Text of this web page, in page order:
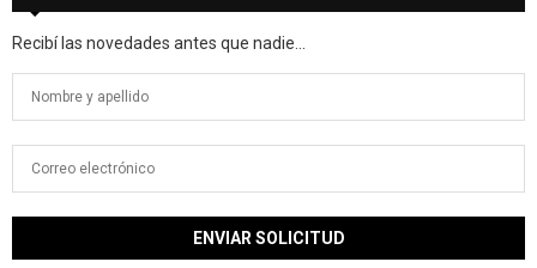
Recibí las novedades antes que nadie...